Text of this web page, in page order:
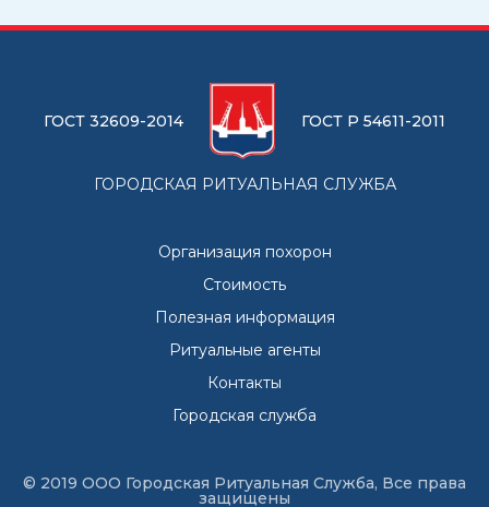
ГОСТ 32609-2014 ГОСТ Р 54611-2011
ГОРОДСКАЯ РИТУАЛЬНАЯ СЛУЖБА
Организация похорон
Стоимость
Полезная информация
Ритуальные агенты
Контакты
Городская служба
© 2019 ООО Городская Ритуальная Служба, Все права
защищены